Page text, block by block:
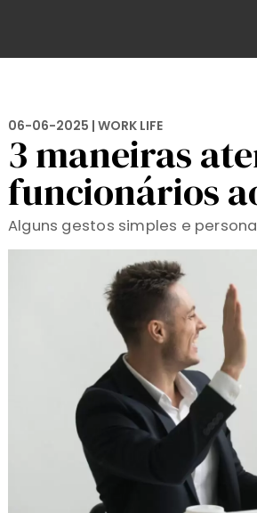
06-06-2025 | WORK LIFE
3 maneiras
funcionários
Alguns gestos simples e